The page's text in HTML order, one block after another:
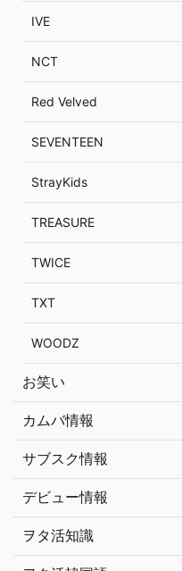
IVE
NCT
Red Velved
SEVENTEEN
StrayKids
TREASURE
TWICE
TXT
WOODZ
お笑い
カムバ情報
サブスク情報
デビュー情報
ヲタ活知識